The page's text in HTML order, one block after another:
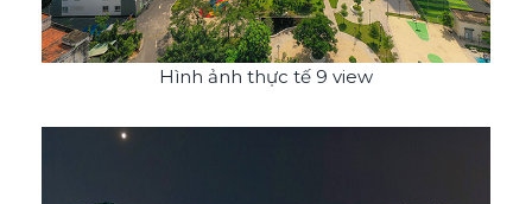
Hình ảnh thực tế 9 view